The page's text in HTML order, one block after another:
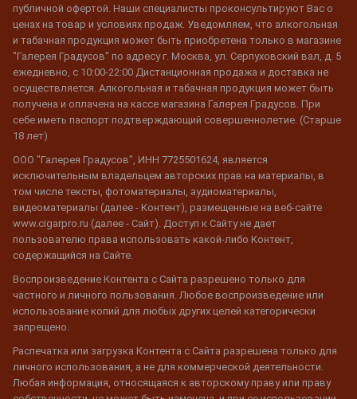
публичной офертой. Наши специалисты проконсультируют Вас о
ценах на товар и условиях продаж. Уведомляем, что алкогольная
и табачная продукция может быть приобретена только в магазине
"Галерея Градусов" по адресу г. Москва, ул. Серпуховский вал, д. 5
ежедневно, с 10:00-22:00 Дистанционная продажа и доставка не
осуществляется. Алкогольная и табачная продукция может быть
получена и оплачена на кассе магазина Галерея Градусов. При
себе иметь паспорт подтверждающий совершеннолетие. (Старше
18 лет)
ООО "Галерея Градусов", ИНН 7725501624, является
исключительным владельцем авторских прав на материалы, в
том числе тексты, фотоматериалы, аудиоматериалы,
видеоматериалы (далее - Контент), размещенные на веб-сайте
www.cigarpro.ru (далее - Сайт). Доступ к Сайту не дает
пользователю права использовать какой-либо Контент,
содержащийся на Сайте.
Воспроизведение Контента с Сайта разрешено только для
частного и личного пользования. Любое воспроизведение или
использование копий для любых других целей категорически
запрещено.
Распечатка или загрузка Контента с Сайта разрешена только для
личного использования, а не для коммерческой деятельности.
Любая информация, относящаяся к авторскому праву или праву